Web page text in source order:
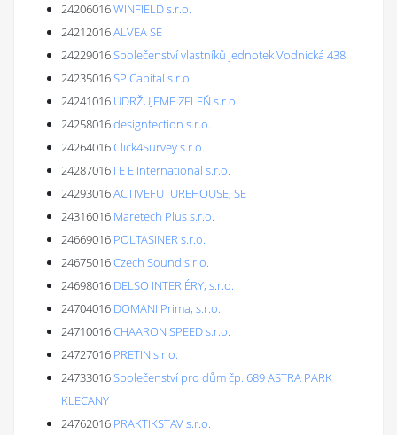
24206016WINFIELD s.r.o.
24212016ALVEA SE
24229016Společenství vlastníků jednotek Vodnická 438
24235016SP Capital s.r.o.
24241016 UDRŽUJEME ZELEŇ s.r.o.
24258016designfection s.r.o.
24264016Click4Survey s.r.o.
24287016 I E E International s.r.o.
24293016ACTIVEFUTUREHOUSE, SE
24316016 Maretech Plus s.r.o.
24669016 POLTASINER s.r.o.
24675016Czech Sound s.r.o.
24698016 DELSO INTERIÉRY, s.r.o.
24704016 DOMANI Prima, s.r.o.
24710016CHAARON SPEED s.r.o.
24727016 PRETIN s.r.o.
24733016Společenství pro dům čp. 689 ASTRA PARK
KLECANY
24762016 PRAKTIKSTAV s.r.o.